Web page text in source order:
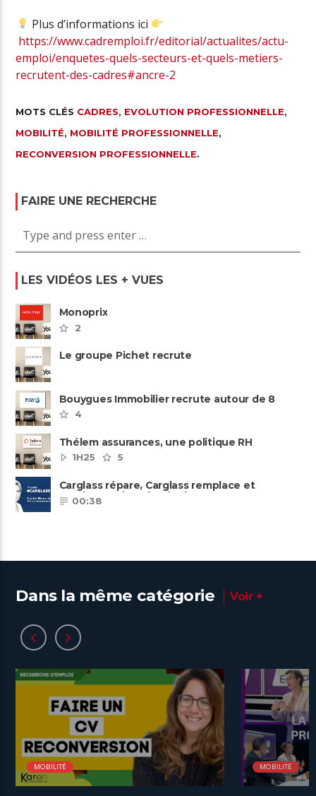
Plus d’informations ici
https://www.cadremploi.fr/editorial/actualites/actu-
emploi/enquetes-quels-secteurs-et-quels-metiers-
recrutent-des-cadres#ancre-2
MOTS CLÉS CADRES, EVOLUTION PROFESSIONNELLE,
MOBILITÉ, MOBILITÉ PROFESSIONNELLE,
RECONVERSION PROFESSIONNELLE.
FAIRE UNE RECHERCHE
LES VIDÉOS LES + VUES
Monoprix
2
Le groupe Pichet recrute
Bouygues Immobilier recrute autour de 8
pôles métiers
4
Thélem assurances, une politique RH
ambitieuse
1H25 5
Carglass répare, Carglass remplace et
Carglass embauche également.
00:38
Dans la même catégorie Voir +
MOBILITÉ MOBILITÉ